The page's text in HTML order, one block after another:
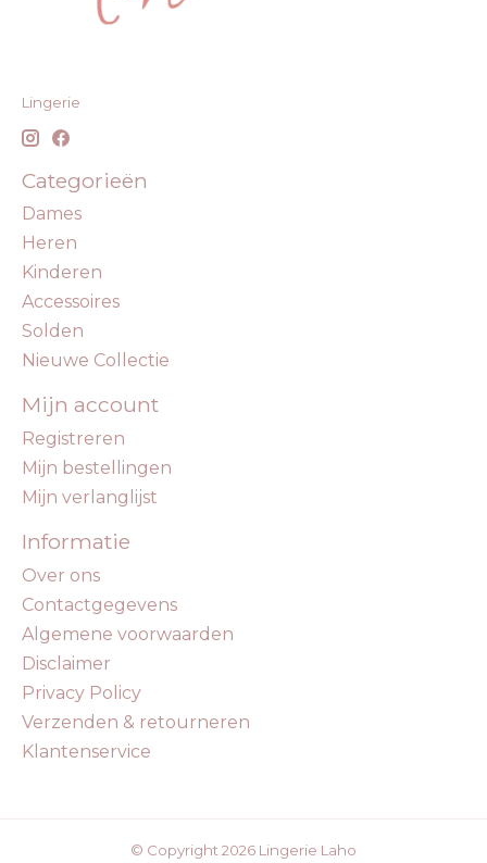
Lingerie
Categorieën
Dames
Heren
Kinderen
Accessoires
Solden
Nieuwe Collectie
Mijn account
Registreren
Mijn bestellingen
Mijn verlanglijst
Informatie
Over ons
Contactgegevens
Algemene voorwaarden
Disclaimer
Privacy Policy
Verzenden & retourneren
Klantenservice
© Copyright 2026 Lingerie Laho